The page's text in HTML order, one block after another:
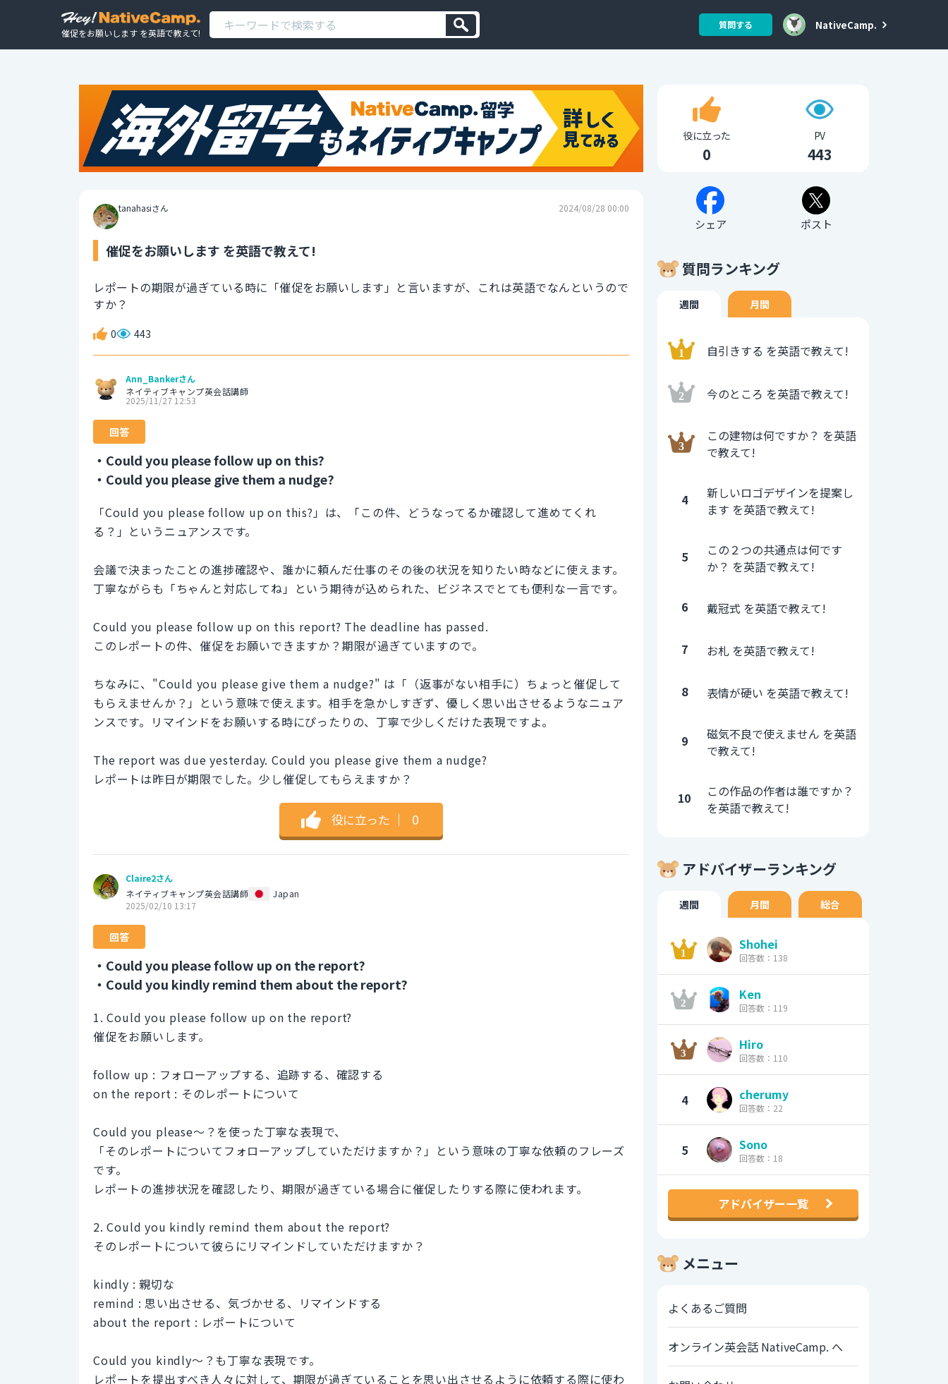
催促をお願いします を英語で教えて!
質問する NativeCamp.
tanahasiさん 2024/08/28 00:00
催促をお願いします を英語で教えて!
レポートの期限が過ぎている時に「催促をお願いします」と言いますが、これは英語でなんというので
すか？
0 443
Ann_Bankerさん
ネイティブキャンプ英会話講師
2025/11/27 12:53
回答
・Could you please follow up on this?
・Could you please give them a nudge?
「Could you please follow up on this?」は、「この件、どうなってるか確認して進めてくれ
る？」というニュアンスです。
会議で決まったことの進捗確認や、誰かに頼んだ仕事のその後の状況を知りたい時などに使えます。
丁寧ながらも「ちゃんと対応してね」という期待が込められた、ビジネスでとても便利な一言です。
Could you please follow up on this report? The deadline has passed.
このレポートの件、催促をお願いできますか？期限が過ぎていますので。
ちなみに、"Could you please give them a nudge?" は「（返事がない相手に）ちょっと催促して
もらえませんか？」という意味で使えます。相手を急かしすぎず、優しく思い出させるようなニュア
ンスです。リマインドをお願いする時にぴったりの、丁寧で少しくだけた表現ですよ。
The report was due yesterday. Could you please give them a nudge?
レポートは昨日が期限でした。少し催促してもらえますか？
役に立った ｜ 0
Claire2さん
ネイティブキャンプ英会話講師
Japan
2025/02/10 13:17
回答
・Could you please follow up on the report?
・Could you kindly remind them about the report?
1. Could you please follow up on the report?
催促をお願いします。
follow up : フォローアップする、追跡する、確認する
on the report : そのレポートについて
Could you please～？を使った丁寧な表現で、
「そのレポートについてフォローアップしていただけますか？」という意味の丁寧な依頼のフレーズ
です。
レポートの進捗状況を確認したり、期限が過ぎている場合に催促したりする際に使われます。
2. Could you kindly remind them about the report?
そのレポートについて彼らにリマインドしていただけますか？
kindly : 親切な
remind : 思い出させる、気づかせる、リマインドする
about the report : レポートについて
Could you kindly～？も丁寧な表現です。
レポートを提出すべき人々に対して、期限が過ぎていることを思い出させるように依頼する際に使わ
役に立った
0
PV
443
シェア ポスト
質問ランキング
週間 月間
自引きする を英語で教えて!
今のところ を英語で教えて!
この建物は何ですか？ を英語
で教えて!
4
新しいロゴデザインを提案し
ます を英語で教えて!
5
この２つの共通点は何です
か？ を英語で教えて!
6 戴冠式 を英語で教えて!
7 お札 を英語で教えて!
8 表情が硬い を英語で教えて!
9
磁気不良で使えません を英語
で教えて!
10
この作品の作者は誰ですか？
を英語で教えて!
アドバイザーランキング
週間 月間 総合
Shohei
回答数：138
Ken
回答数：119
Hiro
回答数：110
4 cherumy
回答数：22
5 Sono
回答数：18
アドバイザー一覧
メニュー
よくあるご質問
オンライン英会話 NativeCamp. へ